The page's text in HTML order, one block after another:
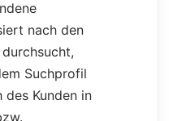
nach den
Suchprofil
Kunden in